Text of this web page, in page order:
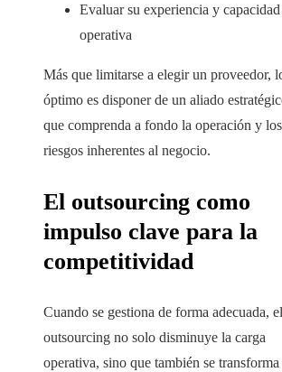
Evaluar su experiencia y capacidad
operativa
Más que limitarse a elegir un proveedor,
óptimo es disponer de un aliado
que comprenda a fondo la operación y los
riesgos inherentes al negocio.
El outsourcing como
impulso clave para la
competitividad
Cuando se gestiona de forma adecuada, el
outsourcing no solo disminuye la carga
operativa, sino que también se transforma